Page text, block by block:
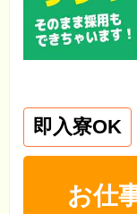
即入寮OK
お仕